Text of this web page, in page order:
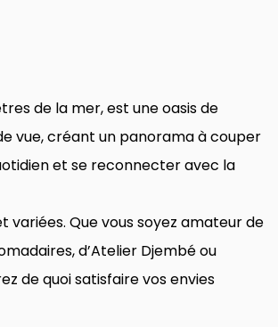
de la mer, est une oasis de
vue, créant un panorama à couper
et se reconnecter avec la
variées. Que vous soyez amateur de
d’Atelier Djembé ou
de quoi satisfaire vos envies